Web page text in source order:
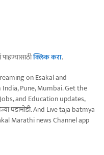
क्लिक करा.
on Esakal and
Pune, Mumbai. Get the
and Education updates,
घडामोडी. And Live taja batmya
Marathi news Channel app